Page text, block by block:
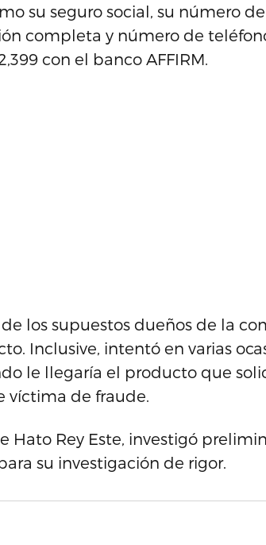
su seguro social, su número
completa y número de
con el banco AFFIRM.
los supuestos dueños de la
Inclusive, intentó en varias
le llegaría el producto que
víctima de fraude.
Hato Rey Este, investigó
su investigación de rigor.